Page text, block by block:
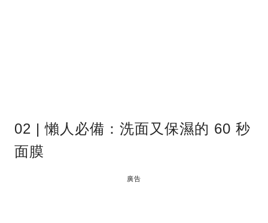
02 | 懶人必備：洗面又保濕的 60 秒
面膜
廣告